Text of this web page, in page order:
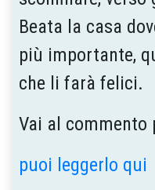
Beata la casa
più importante,
che li farà felici.
Vai al commento
puoi leggerlo qui